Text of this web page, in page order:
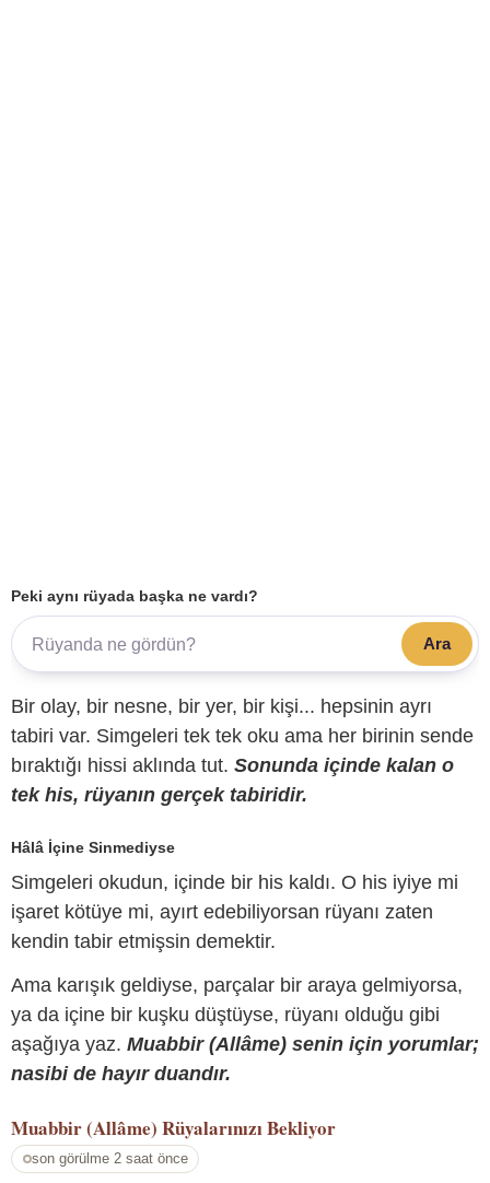
Peki aynı rüyada başka ne vardı?
Ara
Bir olay, bir nesne, bir yer, bir kişi... hepsinin ayrı
tabiri var. Simgeleri tek tek oku ama her birinin sende
bıraktığı hissi aklında tut. Sonunda içinde kalan o
tek his, rüyanın gerçek tabiridir.
Hâlâ İçine Sinmediyse
Simgeleri okudun, içinde bir his kaldı. O his iyiye mi
işaret kötüye mi, ayırt edebiliyorsan rüyanı zaten
kendin tabir etmişsin demektir.
Ama karışık geldiyse, parçalar bir araya gelmiyorsa,
ya da içine bir kuşku düştüyse, rüyanı olduğu gibi
aşağıya yaz. Muabbir (Allâme) senin için yorumlar;
nasibi de hayır duandır.
Muabbir (Allâme) Rüyalarınızı Bekliyor
son görülme 2 saat önce